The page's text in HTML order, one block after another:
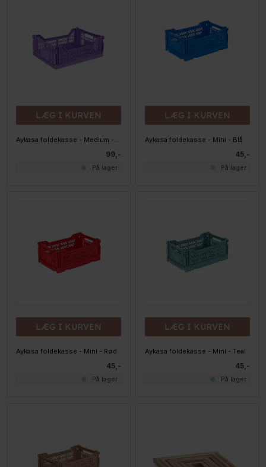
LÆG I KURVEN
Aykasa foldekasse - Medium - Taro Purple
99,-
På lager
LÆG I KURVEN
Aykasa foldekasse - Mini - Blå
45,-
På lager
LÆG I KURVEN
Aykasa foldekasse - Mini - Rød
45,-
På lager
LÆG I KURVEN
Aykasa foldekasse - Mini - Teal
45,-
På lager